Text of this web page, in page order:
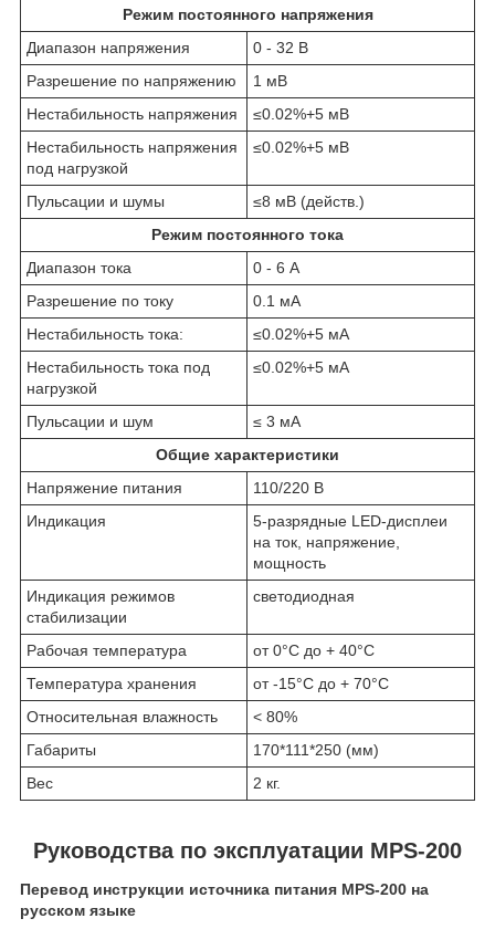
Режим постоянного напряжения
Диапазон напряжения
0 - 32 В
Разрешение по напряжению
1 мВ
Нестабильность напряжения
≤0.02%+5 мВ
Нестабильность напряжения
под нагрузкой
≤0.02%+5 мВ
Пульсации и шумы
≤8 мВ (действ.)
Режим постоянного тока
Диапазон тока
0 - 6 А
Разрешение по току
0.1 мА
Нестабильность тока:
≤0.02%+5 мА
Нестабильность тока под
нагрузкой
≤0.02%+5 мА
Пульсации и шум
≤ 3 мА
Общие характеристики
Напряжение питания
110/220 В
Индикация
5-разрядные LED-дисплеи
на ток, напряжение,
мощность
Индикация режимов
стабилизации
светодиодная
Рабочая температура
от 0°C до + 40°C
Температура хранения
от -15°C до + 70°C
Относительная влажность
< 80%
Габариты
170*111*250 (мм)
Вес
2 кг.
Руководства по эксплуатации MPS-200
Перевод инструкции источника питания MPS-200 на
русском языке